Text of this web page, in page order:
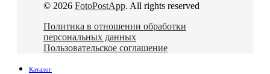
© 2026 FotoPostApp. All rights reserved
Политика в отношении обработки
персональных данных
Пользовательское соглашение
Каталог